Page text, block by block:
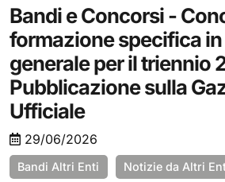
Bandi e Concorsi -
formazione specifica
generale per il triennio
Pubblicazione sulla
Ufficiale
29/06/2026
Bandi Altri Enti Notizie da Altri